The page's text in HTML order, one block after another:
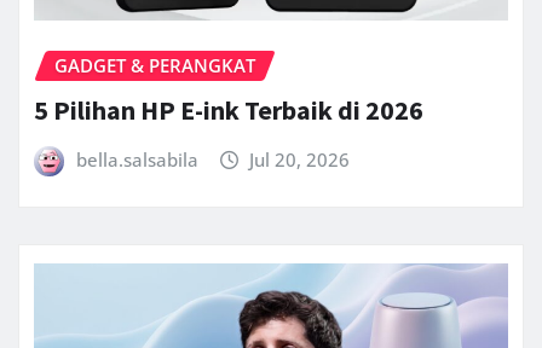
GADGET & PERANGKAT
5 Pilihan HP E-ink Terbaik di 2026
bella.salsabila Jul 20, 2026